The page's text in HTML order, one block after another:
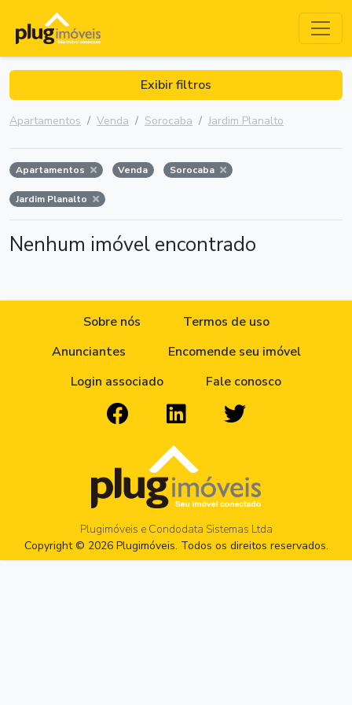
Exibir filtros
Apartamentos Venda Sorocaba Jardim Planalto
Apartamentos Venda Sorocaba
Jardim Planalto
Nenhum imóvel encontrado
Sobre nós
Termos de uso
Anunciantes
Encomende seu imóvel
Login associado
Fale conosco
Plugimóveis e Condodata Sistemas Ltda
Copyright © 2026 Plugimóveis. Todos os direitos reservados.